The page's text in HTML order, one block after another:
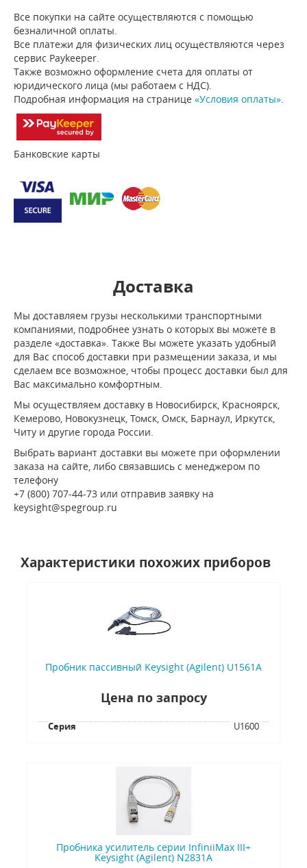
Все покупки на сайте осуществляются с помощью
безналичной оплаты.
Все платежи для физических лиц осуществляются через
сервис Paykeeper.
Также возможно оформление счета для оплаты от
юридического лица (мы работаем с НДС).
Подробная информация на странице «Условия оплаты»
Банковские карты
Доставка
Мы доставляем грузы несколькими транспортными
компаниями, подробнее узнать о которых вы можете в
разделе «доставка». Также Вы можете указать удобный
для Вас способ доставки при размещении заказа, и мы
сделаем все возможное, чтобы процесс доставки был для
Вас максимально комфортным.
Мы осуществляем доставку в Новосибирск, Красноярск,
Кемерово, Новокузнецк, Томск, Омск, Барнаул, Иркутск,
Читу и другие города России.
Выбрать вариант доставки вы можете при оформлении
заказа на сайте, либо связавшись с менеджером по
телефону
+7 (800) 707-44-73 или отправив заявку на
keysight@spegroup.ru
Характеристики похожих приборов
Пробник пассивный Keysight (Agilent) U1561A
Цена по запросу
Серия U1600
Пробника усилитель серии InfiniiMax III+
Keysight (Agilent) N2831A